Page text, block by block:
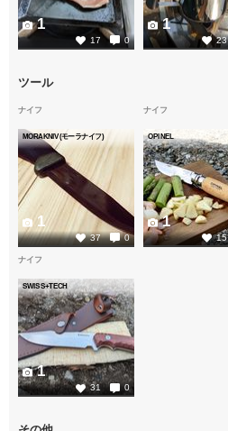
17 0
1
23
1
ツール
ナイフ
MORAKNIV(モーラナイフ)
37 0
1
ナイフ
OPINEL
15
1
ナイフ
SWISS+TECH
31 0
1